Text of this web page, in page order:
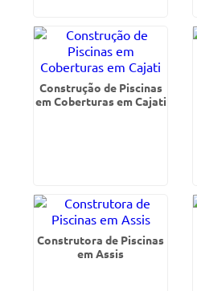
Construção de Piscinas
em Coberturas em Cajati
Construtora de Piscinas
em Assis